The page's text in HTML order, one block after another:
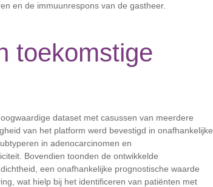
en de immuunrespons van de gastheer.
toekomstige
dataset met casussen van meerdere
van het platform werd bevestigd in onafhankelijke
in adenocarcinomen en
Bovendien toonden de ontwikkelde
een onafhankelijke prognostische waarde
wat hielp bij het identificeren van patiënten met